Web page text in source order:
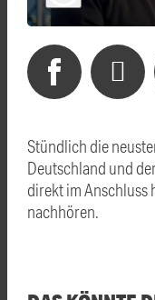
Stündlich die
Deutschland und
direkt im Anschluss
nachhören.